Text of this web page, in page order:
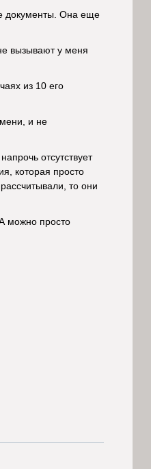
документы. Она еще
вызывают у меня
из 10 его
и не
отсутствует
которая просто
то они
можно просто